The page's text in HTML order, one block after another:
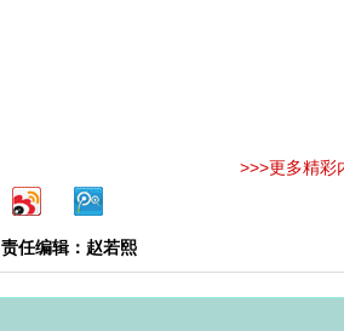
>>>更多精彩
责任编辑：赵若熙